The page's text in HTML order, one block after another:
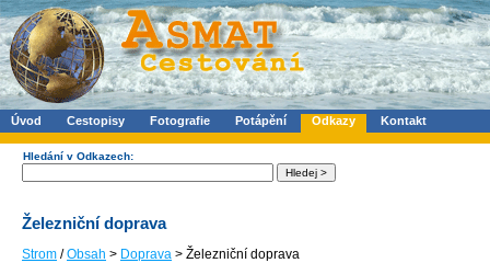
Úvod Cestopisy Fotografie Potápění Odkazy Kontakt
Hledání v Odkazech:
Železniční doprava
Strom /Obsah > Doprava > Železniční doprava